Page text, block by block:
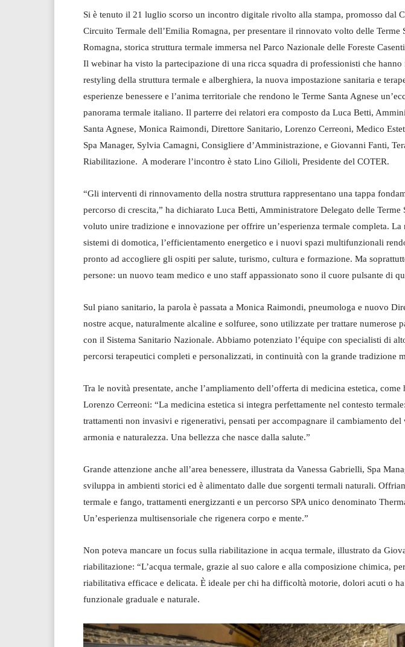
Si è tenuto il 21 luglio scorso un incontro digitale rivolto alla stampa, promosso dal
Circuito Termale dell’Emilia Romagna, per presentare il rinnovato volto delle Terme
Romagna, storica struttura termale immersa nel Parco Nazionale delle Foreste
Il webinar ha visto la partecipazione di una ricca squadra di professionisti che
restyling della struttura termale e alberghiera, la nuova impostazione sanitaria e
esperienze benessere e l’anima territoriale che rendono le Terme Santa Agnese
panorama termale italiano. Il parterre dei relatori era composto da Luca Betti,
Santa Agnese, Monica Raimondi, Direttore Sanitario, Lorenzo Cerreoni, Medico
Spa Manager, Sylvia Camagni, Consigliere d’Amministrazione, e Giovanni Fanti,
Riabilitazione. A moderare l’incontro è stato Lino Gilioli, Presidente del COTER.
“Gli interventi di rinnovamento della nostra struttura rappresentano una tappa
percorso di crescita,” ha dichiarato Luca Betti, Amministratore Delegato delle Terme
voluto unire tradizione e innovazione per offrire un’esperienza termale completa. La
sistemi di domotica, l’efficientamento energetico e i nuovi spazi multifunzionali
pronto ad accogliere gli ospiti per salute, turismo, cultura e formazione. Ma
persone: un nuovo team medico e uno staff appassionato sono il cuore pulsante di
Sul piano sanitario, la parola è passata a Monica Raimondi, pneumologa e nuovo
nostre acque, naturalmente alcaline e solfuree, sono utilizzate per trattare numerose
con il Sistema Sanitario Nazionale. Abbiamo potenziato l’équipe con specialisti di
percorsi terapeutici completi e personalizzati, in continuità con la grande tradizione
Tra le novità presentate, anche l’ampliamento dell’offerta di medicina estetica, come
Lorenzo Cerreoni: “La medicina estetica si integra perfettamente nel contesto
trattamenti non invasivi e rigenerativi, pensati per accompagnare il cambiamento
armonia e naturalezza. Una bellezza che nasce dalla salute.”
Grande attenzione anche all’area benessere, illustrata da Vanessa Gabrielli, Spa
sviluppa in ambienti storici ed è alimentato dalle due sorgenti termali naturali.
termale e fango, trattamenti energizzanti e un percorso SPA unico denominato
Un’esperienza multisensoriale che rigenera corpo e mente.”
Non poteva mancare un focus sulla riabilitazione in acqua termale, illustrato da
riabilitazione: “L’acqua termale, grazie al suo calore e alla composizione chimica,
riabilitativa efficace e delicata. È ideale per chi ha difficoltà motorie, dolori acuti o
funzionale graduale e naturale.